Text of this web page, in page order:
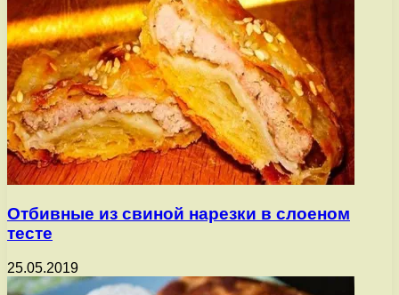
Отбивные из свиной нарезки в слоеном
тесте
25.05.2019